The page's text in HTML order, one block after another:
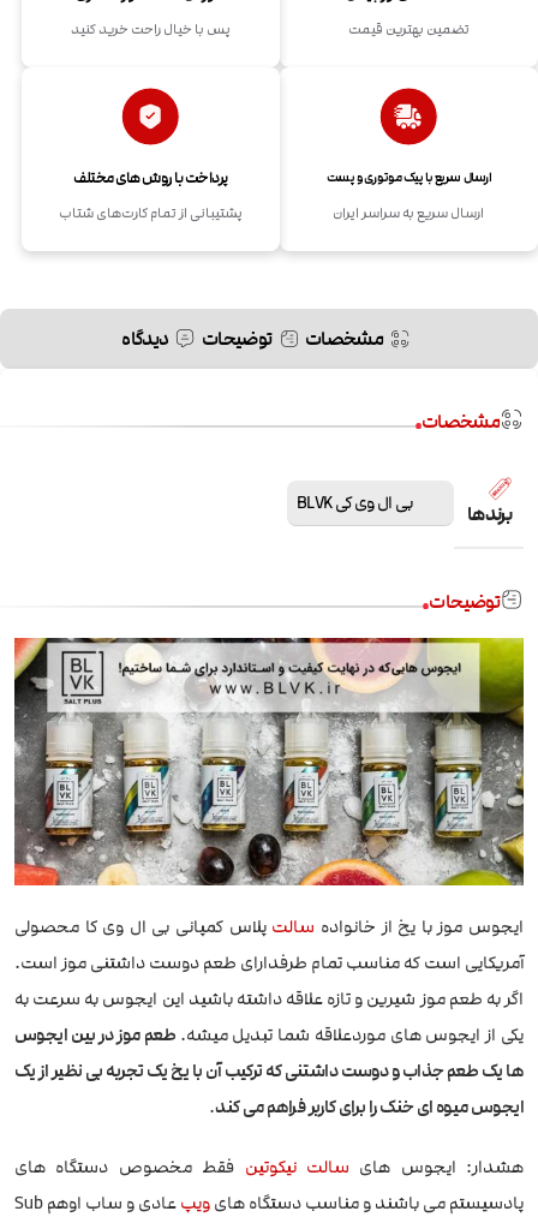
تضمین بهترین قیمت پس با خیال راحت خرید کنید
ارسال سریع با پیک موتوری و پست
ارسال سریع به سراسر ایران
پرداخت با روش های مختلف
پشتیبانی از تمام کارت‌های شتاب
مشخصات توضیحات دیدگاه
مشخصات
برندها بی ال وی کی BLVK
توضیحات
ایجوس موز با یخ از خانواده سالت پلاس کمپانی بی ال وی کا محصولی
آمریکایی است که مناسب تمام طرفدارای طعم دوست داشتنی موز است.
اگر به طعم موز شیرین و تازه علاقه داشته باشید این ایجوس به سرعت به
یکی از ایجوس های موردعلاقه شما تبدیل میشه. طعم موز در بین ایجوس
ها یک طعم جذاب و دوست داشتنی که ترکیب آن با یخ یک تجربه بی نظیر از یک
ایجوس میوه ای خنک را برای کاربر فراهم می کند.
هشدار: ایجوس های سالت نیکوتین فقط مخصوص دستگاه های
پادسیستم می باشند و مناسب دستگاه هایویپ عادی و ساب اوهم Sub